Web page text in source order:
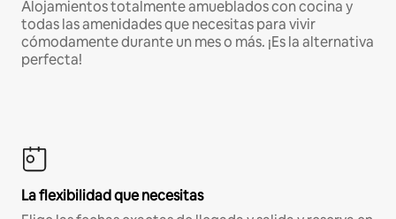
Alojamientos totalmente amueblados con cocina y
todas las amenidades que necesitas para vivir
cómodamente durante un mes o más. ¡Es la alternativa
perfecta!
La flexibilidad que necesitas